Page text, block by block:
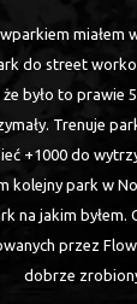
miałem
do street
było to prawie
Trenuje
+1000 do
kolejny park w
na jakim byłem.
przez
dobrze